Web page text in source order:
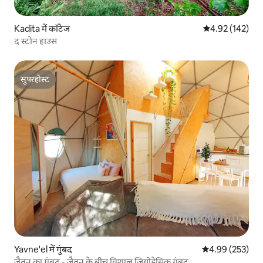
Kadita में कॉटेज औसत रेटिंग 5 में से
4.92 (142)
द स्टोन हाउस
सुपरहोस्ट
सुपरहोस्ट
Yavne'el में गुंबद औसत रेटिंग 5 में से
4.99 (253)